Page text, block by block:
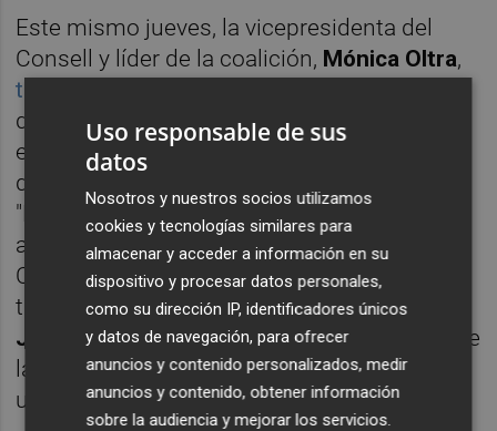
Este mismo jueves, la vicepresidenta del
Consell y líder de la coalición, Mónica Oltra,
tiraba de ironía para referirse al desbloqueo
de las entregas a cuenta -450 millones de
euros- que el Gobierno de
debe hacer llegar a la Comunitat Valenciana.
"En elecciones, siempre se producen
algunos milagros", comentó la dirigente de
Compromís, en una clara alusión a la
tardanza de la ministra de Hacienda,María
Jesus Montero, en activar estos pagos y que
la concesión se vaya a producir a menos de
un mes de los comicios.
Uso responsable de sus
datos
Nosotros y nuestros socios utilizamos
cookies y tecnologías similares para
almacenar y acceder a información en su
dispositivo y procesar datos personales,
como su dirección IP, identificadores únicos
y datos de navegación, para ofrecer
anuncios y contenido personalizados, medir
anuncios y contenido, obtener información
sobre la audiencia y mejorar los servicios.